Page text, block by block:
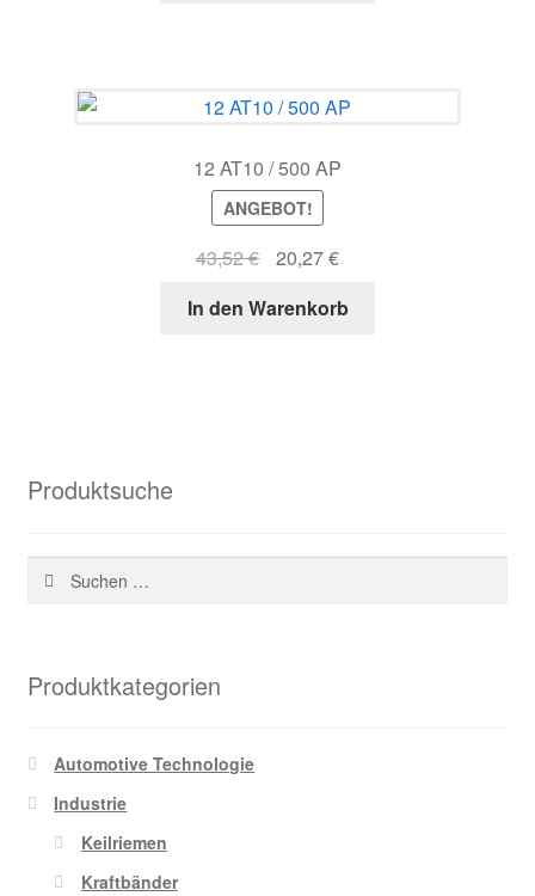
12 AT10 / 500 AP
ANGEBOT!
43,52€
Ursprünglicher
war:
20,27€Aktueller
ist:
In den Warenkorb
Produktsuche
Suchen
Produktkategorien
Automotive Technologie
Industrie
Keilriemen
Kraftbänder